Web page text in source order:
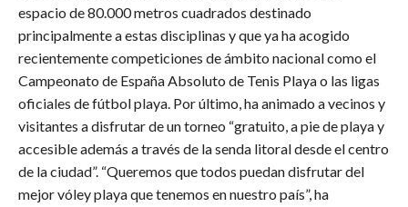
espacio de 80.000 metros cuadrados destinado
principalmente a estas disciplinas y que ya ha acogido
recientemente competiciones de ámbito nacional como el
Campeonato de España Absoluto de Tenis Playa o las ligas
oficiales de fútbol playa. Por último, ha animado a vecinos y
visitantes a disfrutar de un torneo “gratuito, a pie de playa y
accesible además a través de la senda litoral desde el centro
de la ciudad”. “Queremos que todos puedan disfrutar del
mejor vóley playa que tenemos en nuestro país”, ha